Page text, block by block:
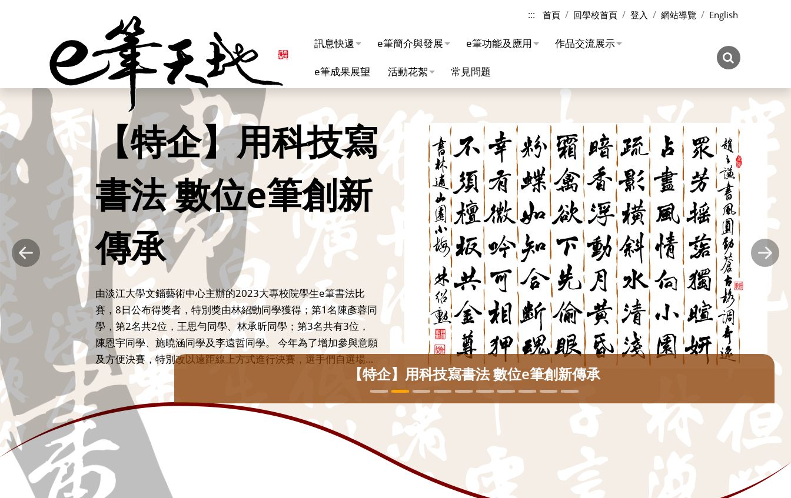
::: 首頁 回學校首頁 登入 網站導覽 English
訊息快遞 e筆簡介與發展 e筆功能及應用 作品交流展示
e筆成果展望 活動花絮 常見問題
日本前參議院議長
訪台 書法交流名
家張炳煌秀e筆
山東昭子4日下午總統蔡英文在總統府內接見訪問團，此行為山
東昭子第三度訪台，訪團成員包括舟山康江參議員、島尻安 伊子
眾議員、今井?理子參議員等，共4位跨黨派女性國會議員來到台
灣。昨下午2時山東昭子與國內知名書法家張炳煌進行書法聚
會，這應該是歷來日本政界來台訪問，難得的一項文化藝術行
程，傳統書法的造詣深獲肯定的書法家張炳煌，是中華民國書學
會會長、淡江大學教授，並在數位書法的研發上有極高成就，在
日本書壇獲有極高名聲。
日本前參議院議長訪台 書法交流名家張炳煌秀e筆
Previous Next